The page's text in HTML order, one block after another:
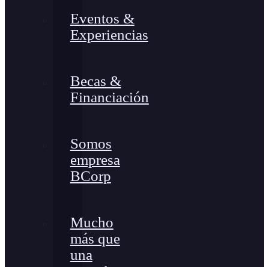
Eventos &
Experiencias
Becas &
Financiación
Somos
empresa
BCorp
Mucho
más que
una